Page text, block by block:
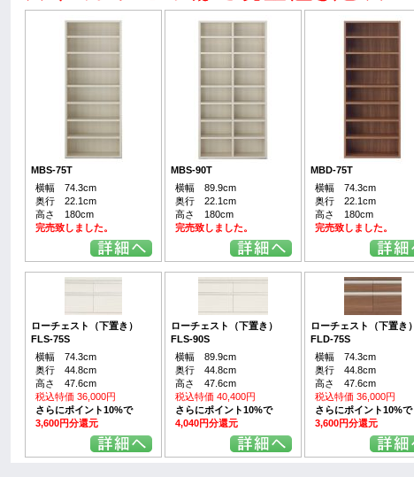
MBS-75T
横幅 74.3cm
奥行 22.1cm
高さ 180cm
完売致しました。
MBS-90T
横幅 89.9cm
奥行 22.1cm
高さ 180cm
完売致しました。
MBD-75T
横幅 74.3cm
奥行 22.1cm
高さ 180cm
完売致しました。
ローチェスト（下置き）
FLS-75S
横幅 74.3cm
奥行 44.8cm
高さ 47.6cm
税込特価 36,000円
さらにポイント10%で
3,600円分還元
ローチェスト（下置き）
FLS-90S
横幅 89.9cm
奥行 44.8cm
高さ 47.6cm
税込特価 40,400円
さらにポイント10%で
4,040円分還元
ローチェスト（下置き）
FLD-75S
横幅 74.3cm
奥行 44.8cm
高さ 47.6cm
税込特価 36,000円
さらにポイント10%で
3,600円分還元